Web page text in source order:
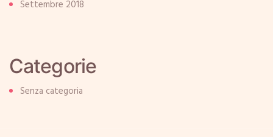
Settembre 2018
Categorie
Senza categoria